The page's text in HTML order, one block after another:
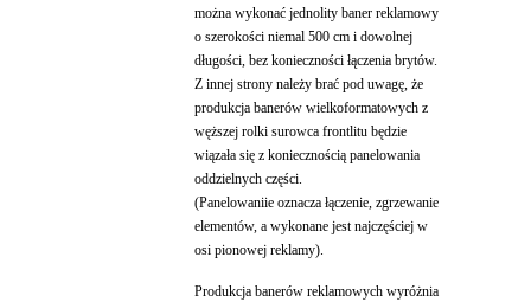
można wykonać jednolity baner reklamowy
o szerokości niemal 500 cm i dowolnej
długości, bez konieczności łączenia brytów.
Z innej strony należy brać pod uwagę, że
produkcja banerów wielkoformatowych z
węższej rolki surowca frontlitu będzie
wiązała się z koniecznością panelowania
oddzielnych części.
(Panelowaniie oznacza łączenie, zgrzewanie
elementów, a wykonane jest najczęściej w
osi pionowej reklamy).
Produkcja banerów reklamowych wyróżnia